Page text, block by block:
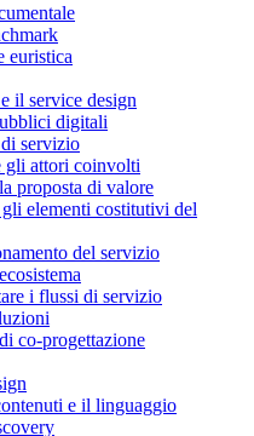
euristica
il service design
digitali
servizio
gli attori coinvolti
proposta di valore
elementi costitutivi del
del servizio
i flussi di servizio
co-progettazione
e il linguaggio